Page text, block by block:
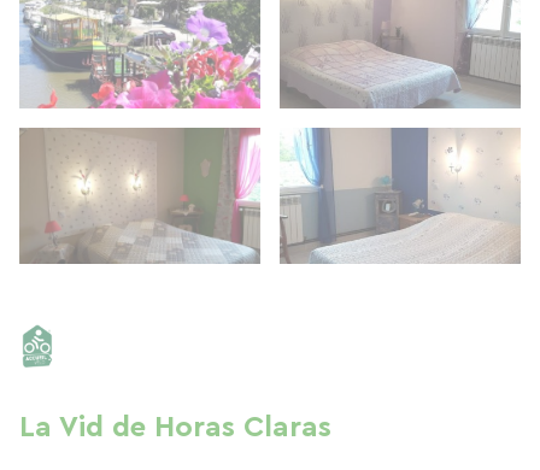
La Vid de Horas Claras